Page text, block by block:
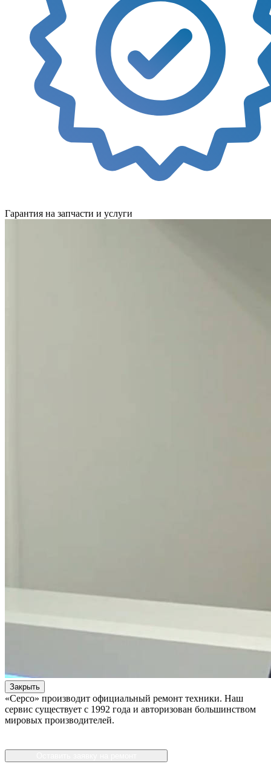
Гарантия на запчасти и услуги
Закрыть
«Серсо» производит официальный ремонт техники. Наш
сервис существует с 1992 года и авторизован большинством
мировых производителей.